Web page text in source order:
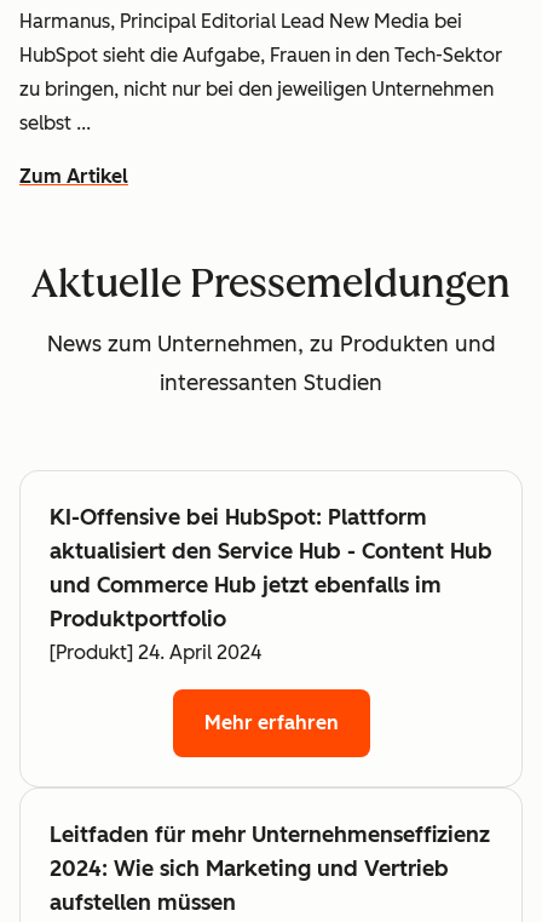
Harmanus, Principal Editorial Lead New Media bei
HubSpot sieht die Aufgabe, Frauen in den Tech-Sektor
zu bringen, nicht nur bei den jeweiligen Unternehmen
selbst ...
Zum Artikel
Aktuelle Pressemeldungen
News zum Unternehmen, zu Produkten und
interessanten Studien
KI-Offensive bei HubSpot: Plattform
aktualisiert den Service Hub - Content Hub
und Commerce Hub jetzt ebenfalls im
Produktportfolio
[Produkt] 24. April 2024
Mehr erfahren
Leitfaden für mehr Unternehmenseffizienz
2024: Wie sich Marketing und Vertrieb
aufstellen müssen